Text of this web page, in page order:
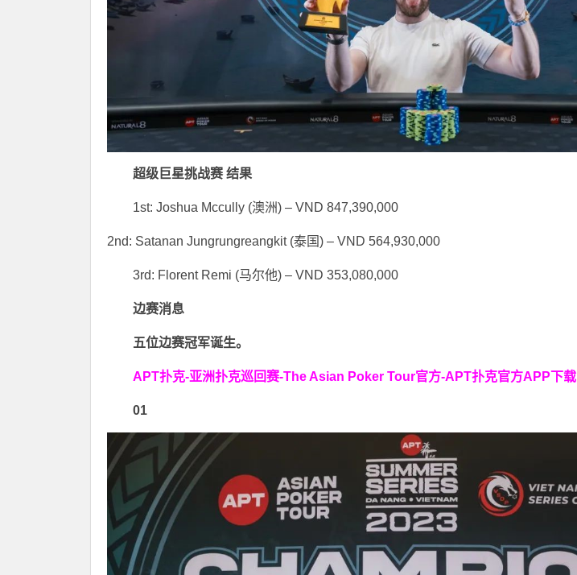
超级巨星挑战赛 结果
1st: Joshua Mccully (澳洲) – VND 847,390,000
2nd: Satanan Jungrungreangkit (泰国) – VND 564,930,000
3rd: Florent Remi (马尔他) – VND 353,080,000
边赛消息
五位边赛冠军诞生。
APT扑克-亚洲扑克巡回赛-The Asian Poker Tour官方-APT扑克官方APP下载
01